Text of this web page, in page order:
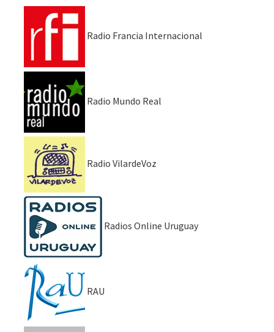
Radio Francia Internacional
Radio Mundo Real
Radio VilardeVoz
Radios Online Uruguay
RAU